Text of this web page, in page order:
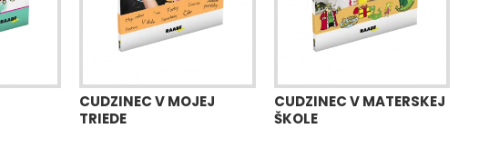
CUDZINEC V MOJEJ
TRIEDE
CUDZINEC V MATERSKEJ
ŠKOLE